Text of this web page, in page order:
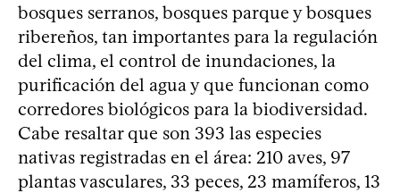
bosques serranos, bosques parque y bosques
ribereños, tan importantes para la regulación
del clima, el control de inundaciones, la
purificación del agua y que funcionan como
corredores biológicos para la biodiversidad.
Cabe resaltar que son 393 las especies
nativas registradas en el área: 210 aves, 97
plantas vasculares, 33 peces, 23 mamíferos, 13